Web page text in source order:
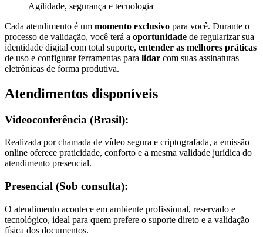
Agilidade, segurança e tecnologia
Cada atendimento é um momento exclusivo para você. Durante o
processo de validação, você terá a oportunidade de regularizar sua
identidade digital com total suporte, entender as melhores práticas
de uso e configurar ferramentas para lidar com suas assinaturas
eletrônicas de forma produtiva.
Atendimentos disponíveis
Videoconferência (Brasil):
Realizada por chamada de vídeo segura e criptografada, a emissão
online oferece praticidade, conforto e a mesma validade jurídica do
atendimento presencial.
Presencial (Sob consulta):
O atendimento acontece em ambiente profissional, reservado e
tecnológico, ideal para quem prefere o suporte direto e a validação
física dos documentos.